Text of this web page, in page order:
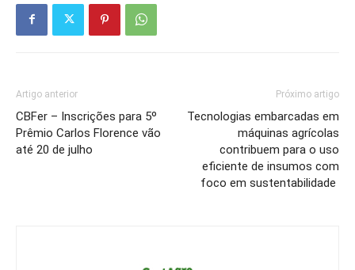
Artigo anterior
CBFer – Inscrições para 5º
Prêmio Carlos Florence vão
até 20 de julho
Próximo artigo
Tecnologias embarcadas em
máquinas agrícolas
contribuem para o uso
eficiente de insumos com
foco em sustentabilidade